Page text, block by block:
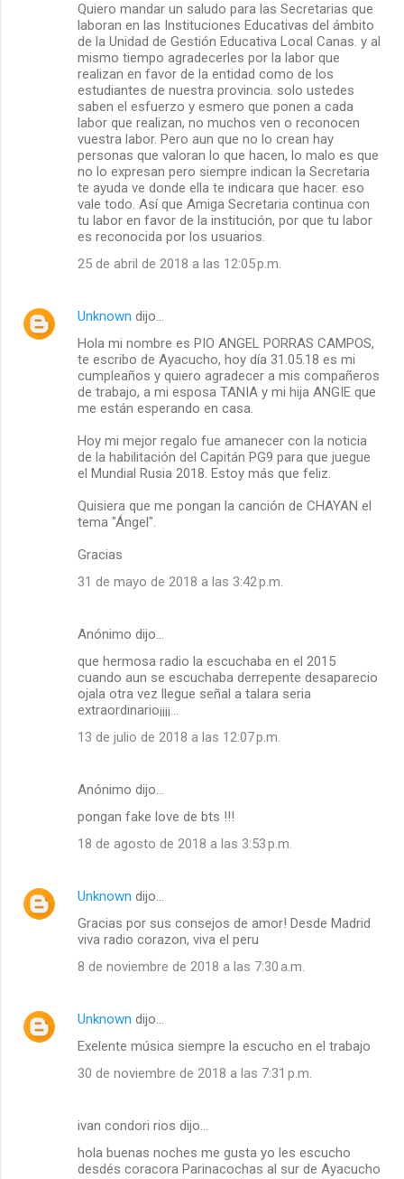
Quiero mandar un saludo para las Secretarias que
laboran en las Instituciones Educativas del ámbito
de la Unidad de Gestión Educativa Local Canas. y al
mismo tiempo agradecerles por la labor que
realizan en favor de la entidad como de los
estudiantes de nuestra provincia. solo ustedes
saben el esfuerzo y esmero que ponen a cada
labor que realizan, no muchos ven o reconocen
vuestra labor. Pero aun que no lo crean hay
personas que valoran lo que hacen, lo malo es que
no lo expresan pero siempre indican la Secretaria
te ayuda ve donde ella te indicara que hacer. eso
vale todo. Así que Amiga Secretaria continua con
tu labor en favor de la institución, por que tu labor
es reconocida por los usuarios.
25 de abril de 2018 a las 12:05 p.m.
Unknown dijo…
Hola mi nombre es PIO ANGEL PORRAS CAMPOS,
te escribo de Ayacucho, hoy día 31.05.18 es mi
cumpleaños y quiero agradecer a mis compañeros
de trabajo, a mi esposa TANIA y mi hija ANGIE que
me están esperando en casa.
Hoy mi mejor regalo fue amanecer con la noticia
de la habilitación del Capitán PG9 para que juegue
el Mundial Rusia 2018. Estoy más que feliz.
Quisiera que me pongan la canción de CHAYAN el
tema "Ángel".
Gracias
31 de mayo de 2018 a las 3:42 p.m.
Anónimo dijo…
que hermosa radio la escuchaba en el 2015
cuando aun se escuchaba derrepente desaparecio
ojala otra vez llegue señal a talara seria
extraordinario¡¡¡¡...
13 de julio de 2018 a las 12:07 p.m.
Anónimo dijo…
pongan fake love de bts !!!
18 de agosto de 2018 a las 3:53 p.m.
Unknown dijo…
Gracias por sus consejos de amor! Desde Madrid
viva radio corazon, viva el peru
8 de noviembre de 2018 a las 7:30 a.m.
Unknown dijo…
Exelente música siempre la escucho en el trabajo
30 de noviembre de 2018 a las 7:31 p.m.
ivan condori rios dijo…
hola buenas noches me gusta yo les escucho
desdés coracora Parinacochas al sur de Ayacucho